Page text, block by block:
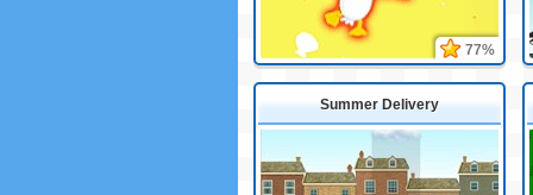
77%
Summer Delivery